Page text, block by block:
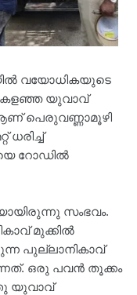
വയോധികയുടെ
യുവാവ്
പെരുവണ്ണാമൂഴി
ധരിച്ച്
റോഡില്‍
സംഭവം.
മുക്കിൽ
പുല്ലാനികാവ്
ഒരു പവന്‍ തൂക്കം
യുവാവ്